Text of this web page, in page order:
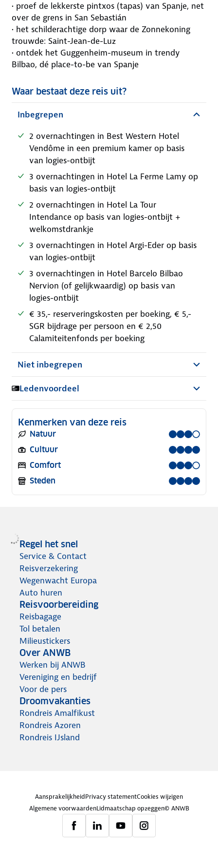
• proef de lekkerste pintxos (tapas) van Spanje, net
over de grens in San Sebastián
• het schilderachtige dorp waar de Zonnekoning
trouwde: Saint-Jean-de-Luz
• ontdek het Guggenheim-museum in trendy
Bilbao, dé place-to-be van Spanje
Waar bestaat deze reis uit?
Inbegrepen
2 overnachtingen in Best Western Hotel
Vendôme in een premium kamer op basis
van logies-ontbijt
3 overnachtingen in Hotel La Ferme Lamy op
basis van logies-ontbijt
2 overnachtingen in Hotel La Tour
Intendance op basis van logies-ontbijt +
welkomstdrankje
3 overnachtingen in Hotel Argi-Eder op basis
van logies-ontbijt
3 overnachtingen in Hotel Barcelo Bilbao
Nervion (of gelijkwaardig) op basis van
logies-ontbijt
€ 35,- reserveringskosten per boeking, € 5,-
SGR bijdrage per persoon en € 2,50
Calamiteitenfonds per boeking
Niet inbegrepen
Ledenvoordeel
Kenmerken van deze reis
Natuur
Cultuur
Comfort
Steden
Regel het snel
Service & Contact
Reisverzekering
Wegenwacht Europa
Auto huren
Reisvoorbereiding
Reisbagage
Tol betalen
Milieustickers
Over ANWB
Werken bij ANWB
Vereniging en bedrijf
Voor de pers
Droomvakanties
Rondreis Amalfikust
Rondreis Azoren
Rondreis IJsland
AansprakelijkheidPrivacy statementCookies wijzigen
Algemene voorwaardenLidmaatschap opzeggen© ANWB